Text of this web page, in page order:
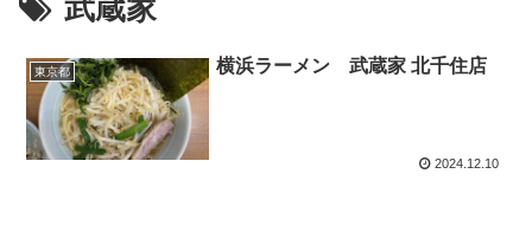
武蔵家
東京都 横浜ラーメン 武蔵家 北千住店
2024.12.10